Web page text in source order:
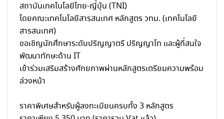
สถาบันเทคโนโลยีไทย-ญี่ปุ่น (TNI)
โดยคณะเทคโนโลยีสารสนเทศ หลักสูตร วทม. (เทคโนโลยี
สารสนเทศ)
ขอเชิญนักศึกษาระดับปริญญาตรี ปริญญาโท และผู้ที่สนใจ
พัฒนาทักษะด้าน IT
เข้าร่วมเสริมสร้างศักยภาพผ่านหลักสูตรเตรียมความพร้อม
ล่วงหน้า
ราคาพิเศษสำหรับผู้ลงทะเบียนครบทั้ง 3 หลักสูตร